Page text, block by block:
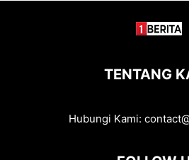
TENTANG
Hubungi Kami: